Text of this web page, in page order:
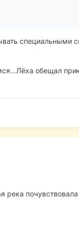
специальными
обещал
река